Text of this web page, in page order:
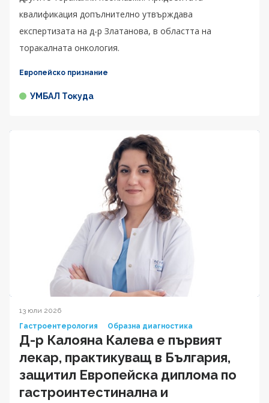
квалификация допълнително утвърждава
експертизата на д-р Златанова, в областта на
торакалната онкология.
Европейско признание
УМБАЛ Токуда
13 юли 2026
Гастроентерология
Образна диагностика
Д-р Калояна Калева е първият
лекар, практикуващ в България,
защитил Европейска диплома по
гастроинтестинална и